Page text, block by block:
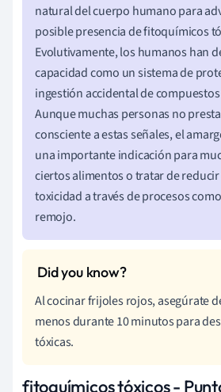
natural del cuerpo humano para
posible presencia de fitoquímicos
Evolutivamente, los humanos han
capacidad como un sistema de
ingestión accidental de
Aunque muchas personas no
consciente a estas señales, el
una importante indicación para
ciertos alimentos o tratar de
toxicidad a través de procesos
remojo.
Al cocinar frijoles rojos, asegúrate
menos durante 10 minutos para
tóxicas.
fitoquímicos tóxicos -